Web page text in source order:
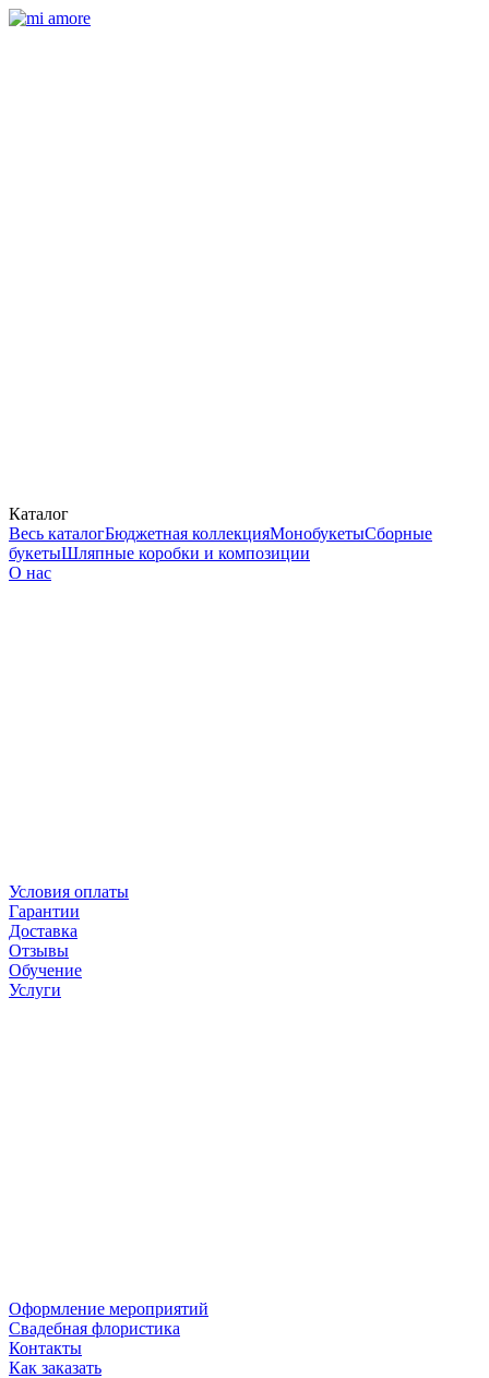
Каталог
Весь каталогБюджетная коллекцияМонобукетыСборные
букетыШляпные коробки и композиции
О нас
Условия оплаты
Гарантии
Доставка
Отзывы
Обучение
Услуги
Оформление мероприятий
Свадебная флористика
Контакты
Как заказать